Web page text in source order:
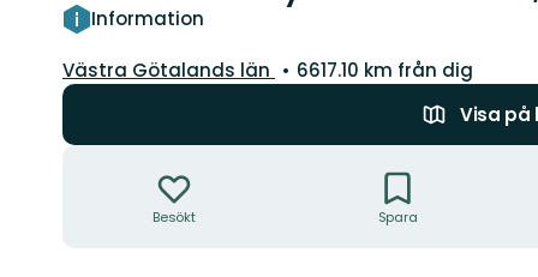
Information
Län:
Västra Götalands län
6617.10 km från dig
Visa på
Besökt Spara